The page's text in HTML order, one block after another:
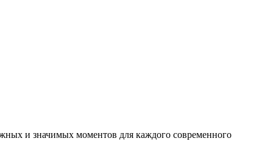
и значимых моментов для каждого современного